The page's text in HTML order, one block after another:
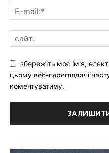
збережіть моє ім'я,
цьому веб-переглядачі
коментуватиму.